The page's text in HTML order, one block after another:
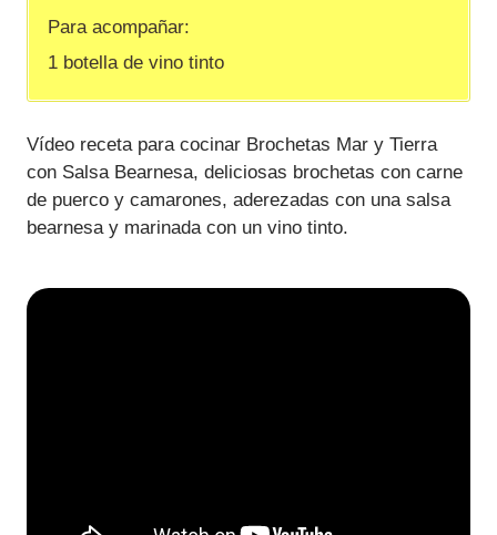
Para acompañar:
1 botella de vino tinto
Vídeo receta para cocinar Brochetas Mar y Tierra
con Salsa Bearnesa, deliciosas brochetas con carne
de puerco y camarones, aderezadas con una salsa
bearnesa y marinada con un vino tinto.